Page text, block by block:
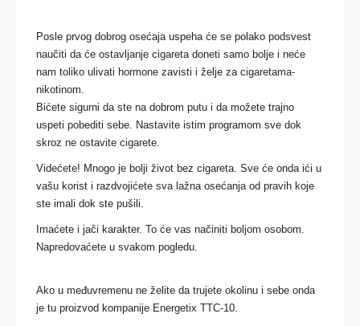
Posle prvog dobrog osećaja uspeha će se polako podsvest
naučiti da će ostavljanje cigareta doneti samo bolje i neće
nam toliko ulivati hormone zavisti i želje za cigaretama-
nikotinom.
Bićete sigurni da ste na dobrom putu i da možete trajno
uspeti pobediti sebe. Nastavite istim programom sve dok
skroz ne ostavite cigarete.
Videćete! Mnogo je bolji život bez cigareta. Sve će onda ići u
vašu korist i razdvojićete sva lažna osećanja od pravih koje
ste imali dok ste pušili.
Imaćete i jači karakter. To će vas načiniti boljom osobom.
Napredovaćete u svakom pogledu.
Ako u međuvremenu ne želite da trujete okolinu i sebe onda
je tu proizvod kompanije Energetix TTC-10.